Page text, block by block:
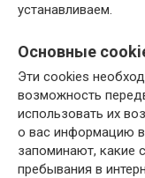
устанавливаем.
Основные
Эти cookies
возможность
использовать их
о вас информацию в
запоминают, какие
пребывания в